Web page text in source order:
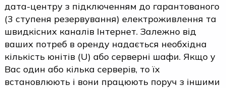
дата-центру з підключенням до гарантованого
(3 ступеня резервування) електроживлення та
швидкісних каналів Інтернет. Залежно від
ваших потреб в оренду надається необхідна
кількість юнітів (U) або серверні шафи. Якщо у
Вас один або кілька серверів, то їх
встановлюють і вони працюють поруч з іншими